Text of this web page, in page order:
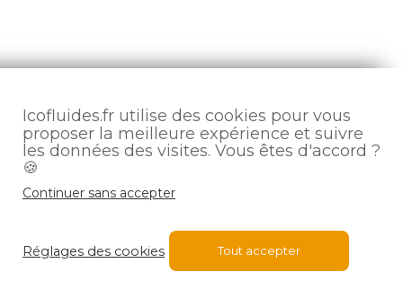
Icofluides.fr utilise des cookies pour vous
proposer la meilleure expérience et suivre
les données des visites. Vous êtes d'accord ?
🍪
Continuer sans accepter
Réglages des cookies Tout accepter